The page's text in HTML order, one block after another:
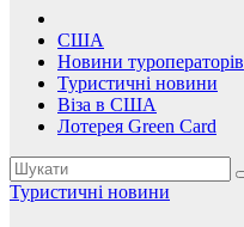
США
Новини туроператорів
Туристичні новини
Віза в США
Лотерея Green Card
Туристичні новини